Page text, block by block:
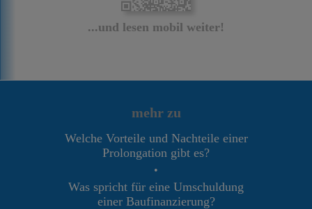
...und lesen mobil weiter!
mehr zu
Welche Vorteile und Nachteile einer
Prolongation gibt es?
•
Was spricht für eine Umschuldung
einer Baufinanzierung?